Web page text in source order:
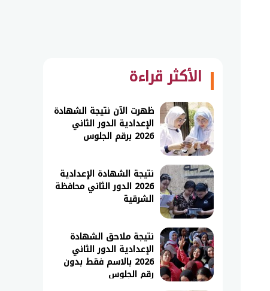
الأكثر قراءة
ظهرت الآن نتيجة الشهادة
الإعدادية الدور الثاني
2026 برقم الجلوس
نتيجة الشهادة الإعدادية
2026 الدور الثاني محافظة
الشرقية
نتيجة ملاحق الشهادة
الإعدادية الدور الثاني
2026 بالاسم فقط بدون
رقم الجلوس